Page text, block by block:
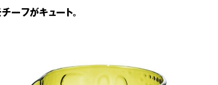
ーフがキュート。